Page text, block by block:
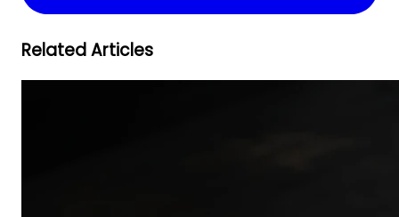
Related Articles